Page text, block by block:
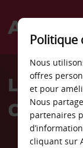
Welcome
Avis
Politique
Nous
offres
et pour
Nous
partenaires
cliquant sur